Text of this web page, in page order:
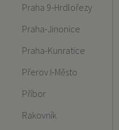
Praha 9-Hrdlořezy
Praha-Jinonice
Praha-Kunratice
Přerov I-Město
Příbor
Rakovník